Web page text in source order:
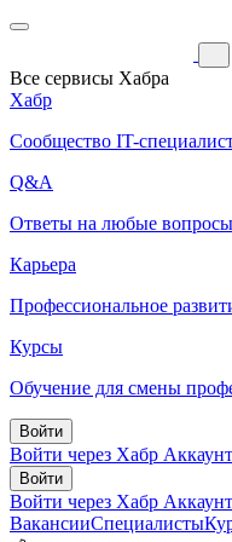
Все сервисы Хабра
Хабр
Сообщество IT-
Q&A
Ответы на любые
Карьера
Профессиональное
Курсы
Обучение для смены
Войти
Войти через Хабр Аккаунт
Войти
Войти через Хабр Аккаунт
ВакансииСпециалисты